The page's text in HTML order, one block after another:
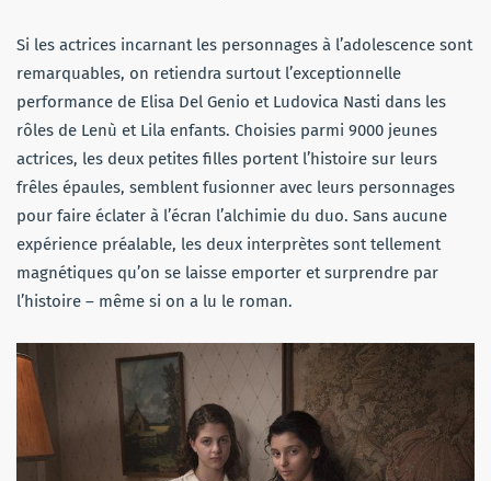
Si les actrices incarnant les personnages à l’adolescence sont
remarquables, on retiendra surtout l’exceptionnelle
performance de Elisa Del Genio et Ludovica Nasti dans les
rôles de Lenù et Lila enfants. Choisies parmi 9000 jeunes
actrices, les deux petites filles portent l’histoire sur leurs
frêles épaules, semblent fusionner avec leurs personnages
pour faire éclater à l’écran l’alchimie du duo. Sans aucune
expérience préalable, les deux interprètes sont tellement
magnétiques qu’on se laisse emporter et surprendre par
l’histoire – même si on a lu le roman.